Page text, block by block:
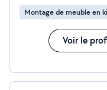
Montage de meuble en
Voir le